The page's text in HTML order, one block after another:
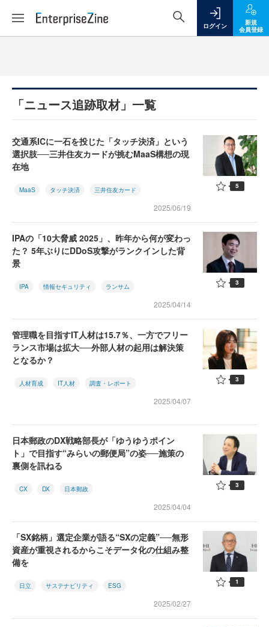
ログイン
新規
会員登録
「ニュース追跡取材」一覧
交通系ICに一石を投じた「タッチ決済」という
選択肢──三井住友カードが挑むMaaS構想の現
在地
MaaS タッチ決済 三井住友カード
2025/06/19
5
IPAの「10大脅威 2025」、昨年から何が変わっ
た？ 5年ぶりにDDoS攻撃がランクインした背
景
IPA 情報セキュリティ ランサム
2025/04/14
3
管理職を目指すIT人材は15.7％、一方でフリー
ランス市場は拡大──外部人材の起用は解決策
となるか？
人材育成 IT人材 調査・レポート
2025/04/07
3
日本郵政のDX戦略部長が「ゆうゆうポイン
ト」で目指す“みらいの郵便局”の姿──施策の
裏側を訊ねる
CX DX 日本郵政
2025/04/04
3
「SX銘柄」選定企業が語る“SXの定義”──無形
資産が重視されるからこそデータ化の仕組み整
備を
日立 サステナビリティ ESG
2025/02/27
1